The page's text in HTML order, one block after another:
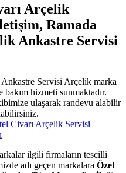
Arçelik
Ramada
Ankastre Servisi
Servisi Arçelik marka
bakım hizmeti sunmaktadır.
ulaşarak randevu alabilir
Civarı Arçelik Servisi
ilgili firmaların tescilli
adı geçen markalara Özel